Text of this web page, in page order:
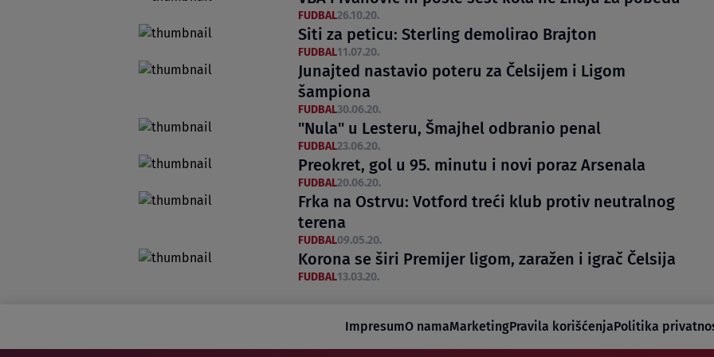
FUDBAL26.10.20.
Siti za peticu: Sterling demolirao Brajton
FUDBAL11.07.20.
Junajted nastavio poteru za Čelsijem i Ligom
šampiona
FUDBAL30.06.20.
"Nula" u Lesteru, Šmajhel odbranio penal
FUDBAL23.06.20.
Preokret, gol u 95. minutu i novi poraz Arsenala
FUDBAL20.06.20.
Frka na Ostrvu: Votford treći klub protiv neutralnog
terena
FUDBAL09.05.20.
Korona se širi Premijer ligom, zaražen i igrač Čelsija
FUDBAL13.03.20.
ImpresumO namaMarketingPravila korišćenjaPolitika